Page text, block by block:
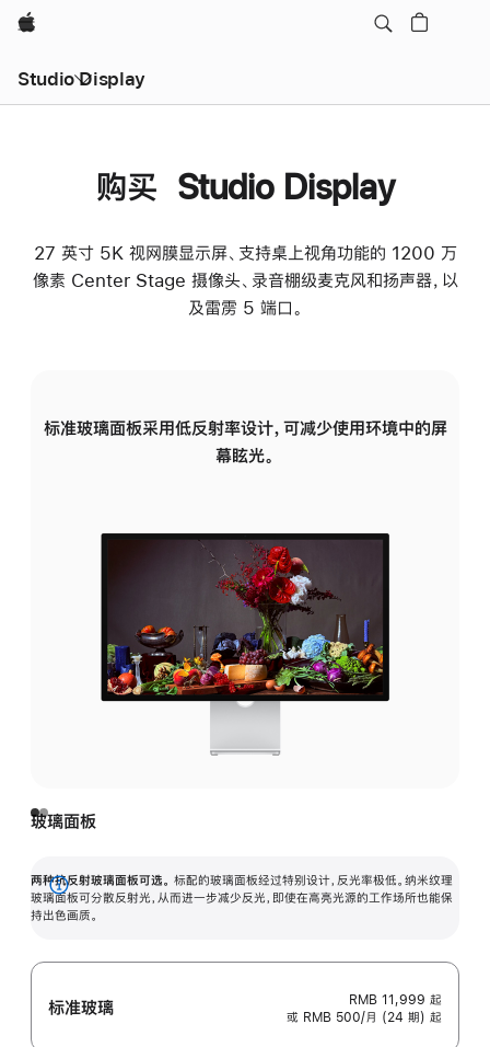
Apple
Studio Display
购买 Studio Display
27 英寸 5K 视网膜显示屏、支持桌上视角功能的 1200 万
像素 Center Stage 摄像头、录音棚级麦克风和扬声器，以
及雷雳 5 端口。
标准玻璃面板采用低反射率设计，可减少使用环境中的屏
幕眩光。
玻璃面板
两种抗反射玻璃面板可选。 标配的玻璃面板经过特别设计，反光率极低。纳米纹理
玻璃面板可分散反射光，从而进一步减少反光，即使在高亮光源的工作场所也能保
持出色画质。
展
开
标准玻璃 RMB 11,999 起
或 RMB 500/月 (24 期) 起